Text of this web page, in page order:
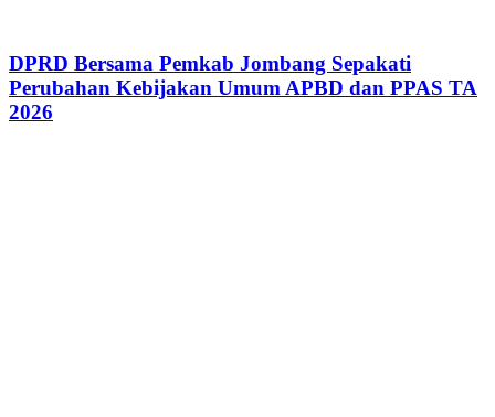
DPRD Bersama Pemkab Jombang Sepakati
Perubahan Kebijakan Umum APBD dan PPAS TA
2026